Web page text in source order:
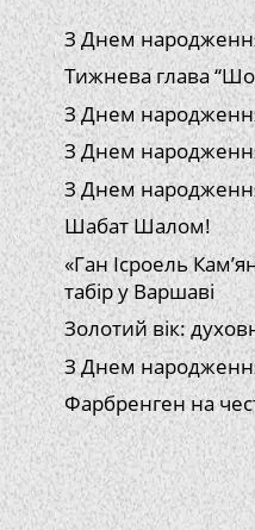
З Днем
Тижнева глава
З Днем
З Днем
З Днем
Шабат Шалом!
«Ган Ісроель
табір у Варшаві
Золотий вік:
З Днем
Фарбренген на